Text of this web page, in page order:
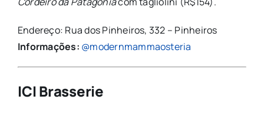
Endereço: Rua dos Pinheiros, 332 – Pinheiros
Informações: @modernmammaosteria
ICI Brasserie